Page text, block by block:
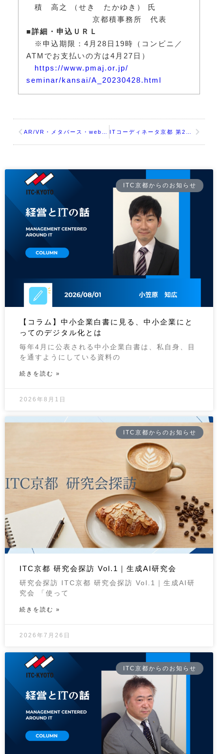
積 高之 （せき たかゆき） 氏
京都積事務所 代表
■詳細・申込ＵＲＬ
※申込期限：4月28日19時（コンビニ／
ATMでお支払いの方は4月27日）
https://www.pmaj.or.jp/
seminar/kansai/A_20230428.html
ITC京都からのお知らせ
【コラム】中小企業白書に見る、中小企業にと
ってのデジタル化とは
毎年4月に公表される中小企業白書は、私自身、目
を通すようにしている資料の
続きを読む »
2026年8月1日
ITC京都からのお知らせ
ITC京都 研究会探訪 Vol.1｜生成AI研究会
研究会探訪 ITC京都 研究会探訪 Vol.1｜生成AI研
究会 「使って
続きを読む »
2026年7月26日
ITC京都からのお知らせ